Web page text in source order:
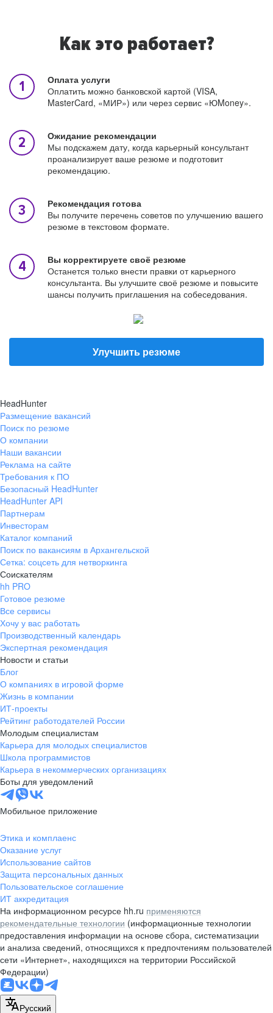
Как это работает?
Оплата услуги
Оплатить можно банковской картой (VISA,
MasterCard, «МИР») или через сервис «ЮMoney».
Ожидание рекомендации
Мы подскажем дату, когда карьерный консультант
проанализирует ваше резюме и подготовит
рекомендацию.
Рекомендация готова
Вы получите перечень советов по улучшению вашего
резюме в текстовом формате.
Вы корректируете своё резюме
Останется только внести правки от карьерного
консультанта. Вы улучшите своё резюме и повысите
шансы получить приглашения на собеседования.
Улучшить резюме
HeadHunter
Размещение вакансий
Поиск по резюме
О компании
Наши вакансии
Реклама на сайте
Требования к ПО
Безопасный HeadHunter
HeadHunter API
Партнерам
Инвесторам
Каталог компаний
Поиск по вакансиям в Архангельской
Сетка: соцсеть для нетворкинга
Соискателям
hh PRO
Готовое резюме
Все сервисы
Хочу у вас работать
Производственный календарь
Экспертная рекомендация
Новости и статьи
Блог
О компаниях в игровой форме
Жизнь в компании
ИТ-проекты
Рейтинг работодателей России
Молодым специалистам
Карьера для молодых специалистов
Школа программистов
Карьера в некоммерческих организациях
Боты для уведомлений
Мобильное приложение
Этика и комплаенс
Оказание услуг
Использование сайтов
Защита персональных данных
Пользовательское соглашение
ИТ аккредитация
На информационном ресурсе hh.ru применяются
рекомендательные технологии (информационные технологии
предоставления информации на основе сбора, систематизации
и анализа сведений, относящихся к предпочтениям пользователей
сети «Интернет», находящихся на территории Российской
Федерации)
Русский